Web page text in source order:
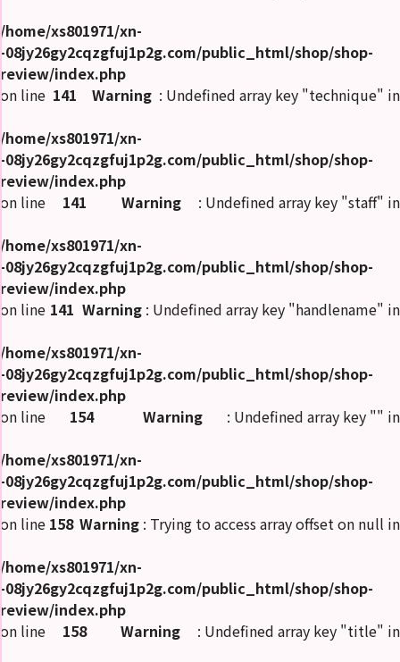
/home/xs801971/xn-
-08jy26gy2cqzgfuj1p2g.com/public_html/shop/shop-
review/index.php
on line 141 Warning : Undefined array key "technique" in
/home/xs801971/xn-
-08jy26gy2cqzgfuj1p2g.com/public_html/shop/shop-
review/index.php
on line
141 Warning
: Undefined array key "staff" in
/home/xs801971/xn-
-08jy26gy2cqzgfuj1p2g.com/public_html/shop/shop-
review/index.php
on line 141 Warning : Undefined array key "handlename" in
/home/xs801971/xn-
-08jy26gy2cqzgfuj1p2g.com/public_html/shop/shop-
review/index.php
on line
154 Warning
: Undefined array key "" in
/home/xs801971/xn-
-08jy26gy2cqzgfuj1p2g.com/public_html/shop/shop-
review/index.php
on line 158 Warning : Trying to access array offset on null in
/home/xs801971/xn-
-08jy26gy2cqzgfuj1p2g.com/public_html/shop/shop-
review/index.php
on line
158 Warning
: Undefined array key "title" in